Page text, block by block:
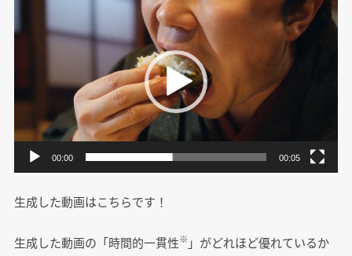
画
プ
レ
ー
ー
00:00 00:05
生成した動画はこちらです！
生成した動画の「時間的一貫性※ 」がどれほど優れているか